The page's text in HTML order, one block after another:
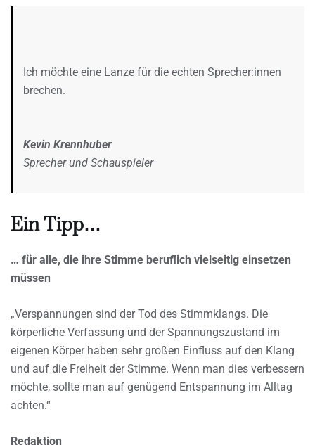
Ich möchte eine Lanze für die echten Sprecher:innen
brechen.
Kevin Krennhuber
Sprecher und Schauspieler
Ein Tipp…
… für alle, die ihre Stimme beruflich vielseitig einsetzen
müssen
„Verspannungen sind der Tod des Stimmklangs. Die
körperliche Verfassung und der Spannungszustand im
eigenen Körper haben sehr großen Einfluss auf den Klang
und auf die Freiheit der Stimme. Wenn man dies verbessern
möchte, sollte man auf genügend Entspannung im Alltag
achten.“
Redaktion